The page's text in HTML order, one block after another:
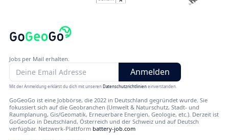
Jobs per Mail erhalten.
Mit der Anmeldung erklärst du dich mit unserenDatenschutzrichtlinieneinverstanden.
GoGeoGo ist eine Jobbörse, die 2022 in Deutschland gegründet wurde. Sie
fokussiert sich auf die Geobranchen (Umwelt & Naturschutz, Stadt- und
Raumplanung, Gis/Geomatik, Erneuerbare Energien, Geologie, etc.). Derzeit ist
GoGeoGo in Deutschland, Österreich und der Schweiz und auf Deutsch
verfügbar. Netzwerk-Plattform battery-job.com